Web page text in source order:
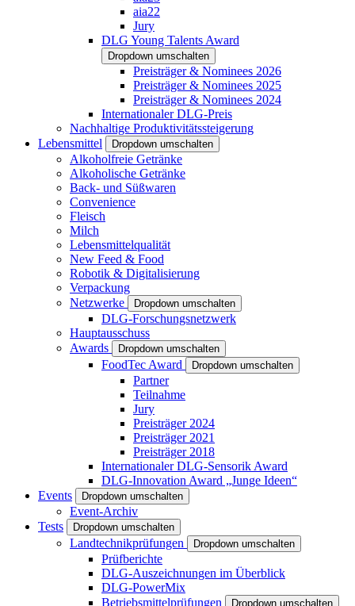
aia22
Jury
DLG Young Talents Award
Dropdown umschalten
Preisträger & Nominees 2026
Preisträger & Nominees 2025
Preisträger & Nominees 2024
Internationaler DLG-Preis
Nachhaltige Produktivitätssteigerung
Lebensmittel
Dropdown umschalten
Alkoholfreie Getränke
Alkoholische Getränke
Back- und Süßwaren
Convenience
Fleisch
Milch
Lebensmittelqualität
New Feed & Food
Robotik & Digitalisierung
Verpackung
Netzwerke
Dropdown umschalten
DLG-Forschungsnetzwerk
Hauptausschuss
Awards
Dropdown umschalten
FoodTec Award Dropdown umschalten
Partner
Teilnahme
Jury
Preisträger 2024
Preisträger 2021
Preisträger 2018
Internationaler DLG-Sensorik Award
DLG-Innovation Award „Junge Ideen“
Events
Dropdown umschalten
Event-Archiv
Tests
Dropdown umschalten
Landtechnikprüfungen Dropdown umschalten
Prüfberichte
DLG-Auszeichnungen im Überblick
DLG-PowerMix
Betriebsmittelprüfungen
Dropdown umschalten